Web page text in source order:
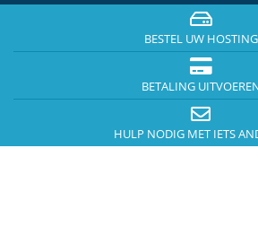
BESTEL UW HOSTING
BETALING
HULP NODIG MET IETS